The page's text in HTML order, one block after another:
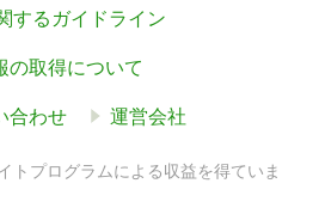
するガイドライン
の取得について
合わせ 運営会社
トプログラムによる収益を得ていま